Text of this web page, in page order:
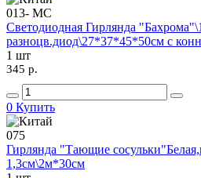
013- МС
Светодиодная Гирлянда
разноцв.диод\27*37*45*50см с
1 шт
345 p.
0 Купить
075
Гирлянда "Тающие
1,3см\2м*30см